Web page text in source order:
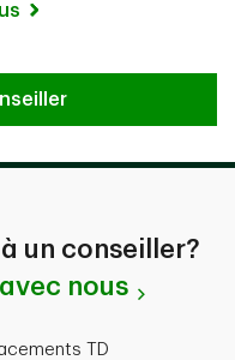
un conseiller?
nous
TD